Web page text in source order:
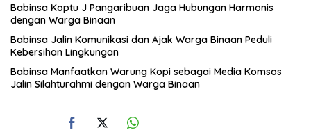
Babinsa Koptu J Pangaribuan Jaga Hubungan Harmonis
dengan Warga Binaan
Babinsa Jalin Komunikasi dan Ajak Warga Binaan Peduli
Kebersihan Lingkungan
Babinsa Manfaatkan Warung Kopi sebagai Media Komsos
Jalin Silahturahmi dengan Warga Binaan